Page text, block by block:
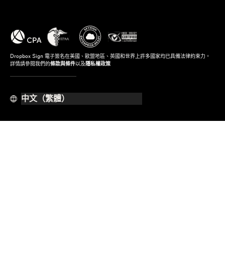
Dropbox Sign 電子簽名在美國、歐盟地區、英國和世界上許多國家均已具備法律約束力。
詳情請參閱我們的條款與條件以及 隱私權政策